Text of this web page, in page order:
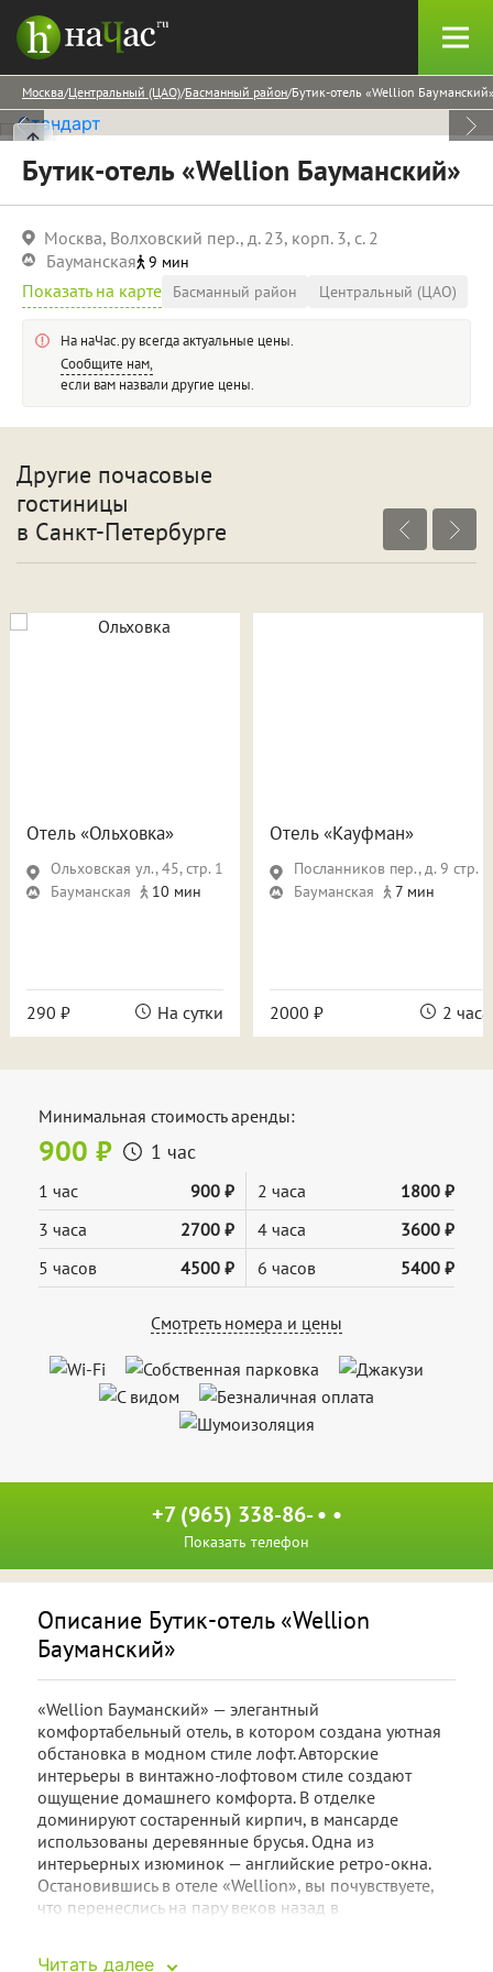
Москва Центральный (ЦАО) Басманный район Бутик-отель «Wellion
Бутик-отель «Wellion Бауманский»
Москва, Волховский пер., д. 23, корп. 3, с. 2
Бауманская
9 мин
Показать на карте Басманный район Центральный (ЦАО)
На наЧас.ру всегда актуальные цены.
Сообщите нам,
если вам назвали другие цены.
Другие почасовые
гостиницы
в Санкт-Петербурге
Отель «Ольховка»
Ольховская ул., 45, стр. 1
Бауманская
10 мин
290 ₽ На сутки
Отель «Кауфман»
Посланников пер., д. 9 стр. 5
Бауманская
7 мин
2000 ₽ 2 часа
Минимальная стоимость аренды:
900 ₽ 1 час
1 час 900 ₽ 2 часа
1800 ₽
3 часа
2700 ₽ 4 часа
3600 ₽
5 часов
4500 ₽ 6 часов 5400 ₽
Смотреть номера и цены
+7 (965) 338-86- • •
Показать телефон
Описание Бутик-отель «Wellion
Бауманский»
«Wellion Бауманский» — элегантный
комфортабельный отель, в котором создана уютная
обстановка в модном стиле лофт. Авторские
интерьеры в винтажно-лофтовом стиле создают
ощущение домашнего комфорта. В отделке
доминируют состаренный кирпич, в мансарде
использованы деревянные брусья. Одна из
интерьерных изюминок — английские ретро-окна.
Остановившись в отеле «Wellion», вы почувствуете,
что перенеслись на пару веков назад в
Читать далее